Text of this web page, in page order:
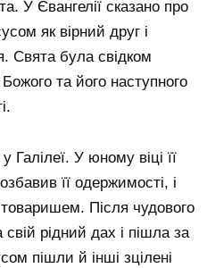
У Євангелії сказано про
як вірний друг і
Свята була свідком
та його наступного
У юному віці її
її одержимості, і
Після чудового
свій рідний дах і пішла за
пішли й інші зцілені